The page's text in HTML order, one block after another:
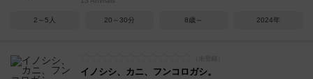
2～5人 20～30分 8歳～ 2024年
イノシシ、カニ、フンコロガシ。